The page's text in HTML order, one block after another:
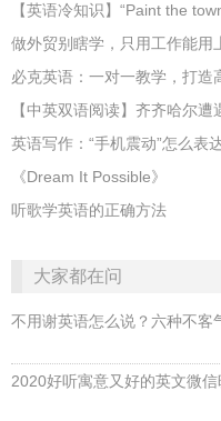
【英语冷知识】“Paint the
做外贸别瞎学，只用工作能用
必克英语：一对一教学，打造
【中英双语阅读】齐齐哈尔
英语写作：“手机震动”怎么表
《Dream It Possible》
听歌学英语的正确方法
大家都在问
不用谢英语怎么说？六种不客
2020好听寓意又好的英文微